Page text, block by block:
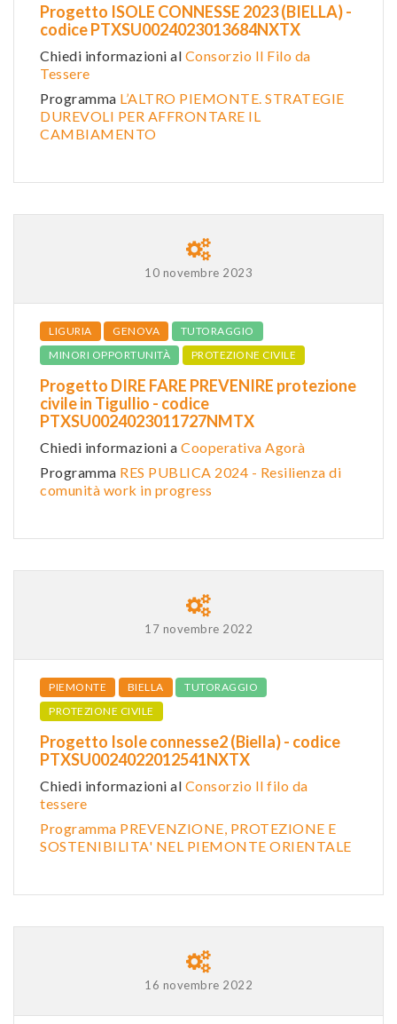
Progetto ISOLE CONNESSE 2023 (BIELLA) -
codice PTXSU0024023013684NXTX
Chiedi informazioni al Consorzio Il Filo da
Tessere
Programma L’ALTRO PIEMONTE. STRATEGIE
DUREVOLI PER AFFRONTARE IL
CAMBIAMENTO
10 novembre 2023
LIGURIA GENOVA
TUTORAGGIO
MINORI OPPORTUNITÀ
PROTEZIONE CIVILE
Progetto DIRE FARE PREVENIRE protezione
civile in Tigullio - codice
PTXSU0024023011727NMTX
Chiedi informazioni a Cooperativa Agorà
Programma RES PUBLICA 2024 - Resilienza di
comunità work in progress
17 novembre 2022
PIEMONTE BIELLA
TUTORAGGIO
PROTEZIONE CIVILE
Progetto Isole connesse2 (Biella) - codice
PTXSU0024022012541NXTX
Chiedi informazioni al Consorzio Il filo da
tessere
Programma PREVENZIONE, PROTEZIONE E
SOSTENIBILITA' NEL PIEMONTE ORIENTALE
16 novembre 2022